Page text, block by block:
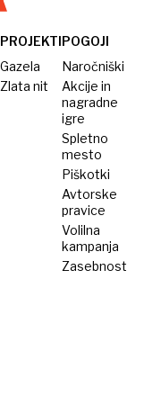
PROJEKTI
Gazela
Zlata nit
POGOJI
Naročniški
Akcije in
nagradne
igre
Spletno
mesto
Piškotki
Avtorske
pravice
Volilna
kampanja
Zasebnost